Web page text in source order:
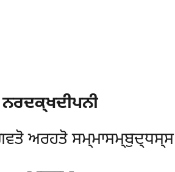
ਨਰਦਕ੍ਖਦੀਪਨੀ
ਅਰਹਤੋ ਸਮ੍ਮਾਸਮ੍ਬੁਦ੍ਧਸ੍ਸ